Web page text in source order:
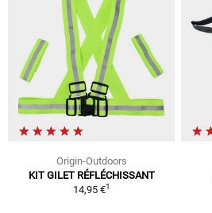
Origin-Outdoors
KIT GILET RÉFLÉCHISSANT
14,95 €1